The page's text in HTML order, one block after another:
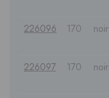
226096 170 noir
226097 170 noir